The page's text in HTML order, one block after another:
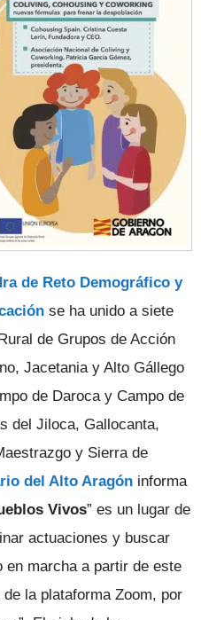
de Reto Demográfico y
se ha unido a siete
de Grupos de Acción
Jacetania y Alto Gállego
de Daroca y Campo de
del Jiloca, Gallocanta,
y Sierra de
del Alto Aragón informa
Vivos” es un lugar de
actuaciones y buscar
en marcha a partir de este
la plataforma Zoom, por